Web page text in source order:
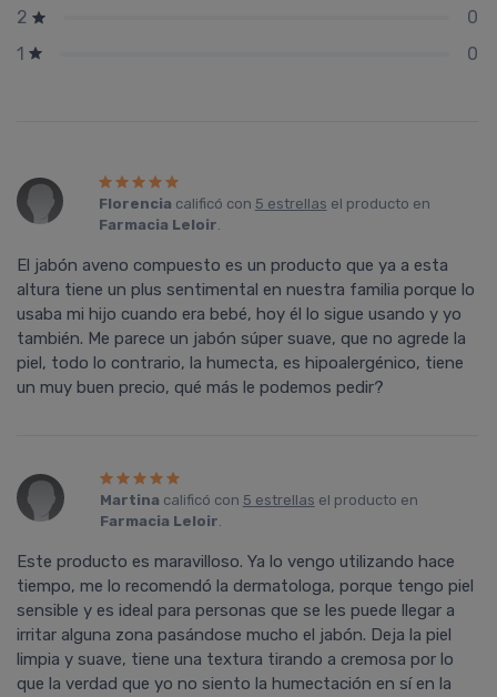
2
0
1
0
Florencia calificó con 5 estrellas el producto en
Farmacia Leloir.
El jabón aveno compuesto es un producto que ya a esta
altura tiene un plus sentimental en nuestra familia porque lo
usaba mi hijo cuando era bebé, hoy él lo sigue usando y yo
también. Me parece un jabón súper suave, que no agrede la
piel, todo lo contrario, la humecta, es hipoalergénico, tiene
un muy buen precio, qué más le podemos pedir?
Martina calificó con 5 estrellas el producto en
Farmacia Leloir.
Este producto es maravilloso. Ya lo vengo utilizando hace
tiempo, me lo recomendó la dermatologa, porque tengo piel
sensible y es ideal para personas que se les puede llegar a
irritar alguna zona pasándose mucho el jabón. Deja la piel
limpia y suave, tiene una textura tirando a cremosa por lo
que la verdad que yo no siento la humectación en sí­ en la